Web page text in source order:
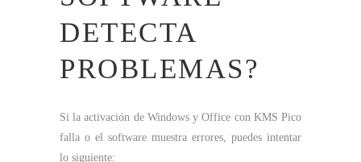
DETECTA
PROBLEMAS?
Si la activación de Windows y Office con KMS Pico
falla o el software muestra errores, puedes intentar
lo siguiente: